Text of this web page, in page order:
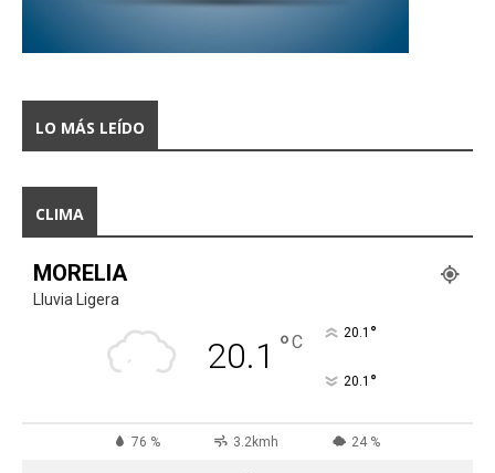
LO MÁS LEÍDO
CLIMA
MORELIA
Lluvia Ligera
20.1 °C 20.1 °
20.1 °
76 % 3.2kmh 24 %